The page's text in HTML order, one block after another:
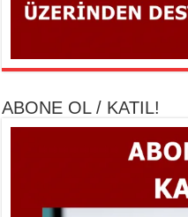
ABONE OL / KATIL!